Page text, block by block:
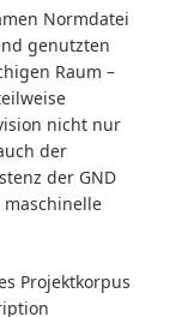
Normdatei
genutzten
Raum –
nicht nur
der
der GND
Projektkorpus